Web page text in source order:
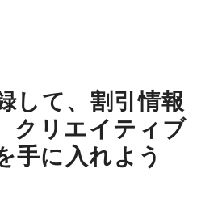
して、割引情報
クリエイティブ
手に入れよう